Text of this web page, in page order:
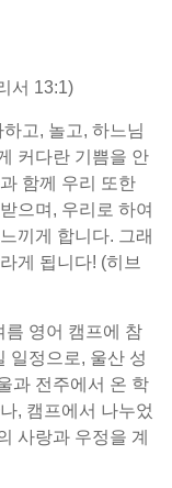
서 13:1)
고, 놀고, 하느님
커다란 기쁨을 안
함께 우리 또한
으며, 우리로 하여
끼게 합니다. 그래
게 됩니다! (히브
름 영어 캠프에 참
일정으로, 울산 성
과 전주에서 온 학
, 캠프에서 나누었
사랑과 우정을 계